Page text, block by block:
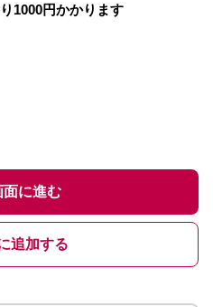
1000円かかります
面に進む
追加する